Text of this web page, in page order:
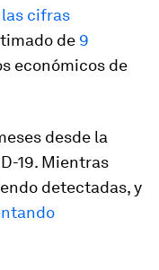
las cifras
de 9
económicos de
desde la
19. Mientras
detectadas, y